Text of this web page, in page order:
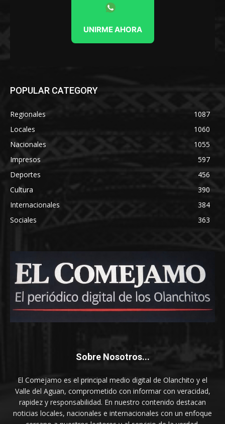
UNIRME AHORA
POPULAR CATEGORY
Regionales
1087
Locales
1060
Nacionales
1055
Impresos
597
Deportes
456
Cultura
390
Internacionales
384
Sociales
363
Sobre Nosotros...
El Comejamo es el principal medio digital de Olanchito y el
Valle del Aguan, comprometido con informar con veracidad,
rapidez y responsabilidad. En nuestro contenido destacan
noticias locales, nacionales e internacionales con un enfoque